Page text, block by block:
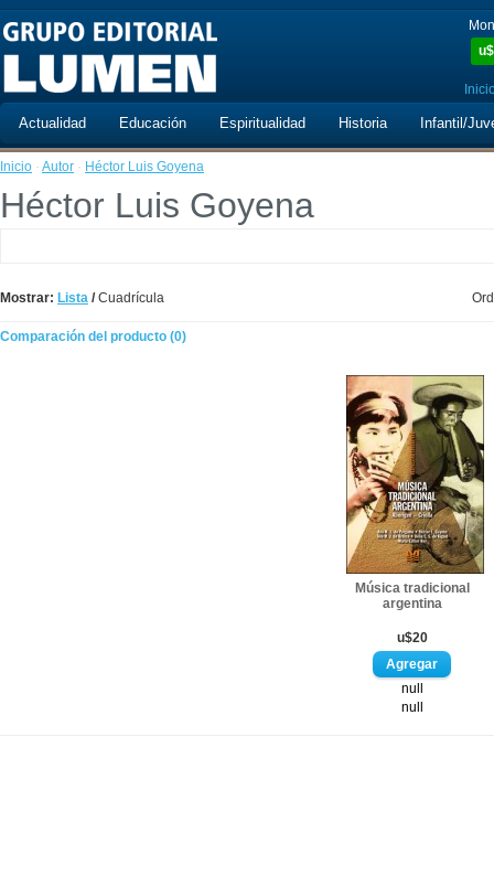
u$
Actualidad Educación Espiritualidad Historia Infantil/
Inicio · Autor · Héctor Luis Goyena
Héctor Luis Goyena
Mostrar: Lista /Cuadrícula
Comparación del producto (0)
Música tradicional
argentina
u$20
null
null